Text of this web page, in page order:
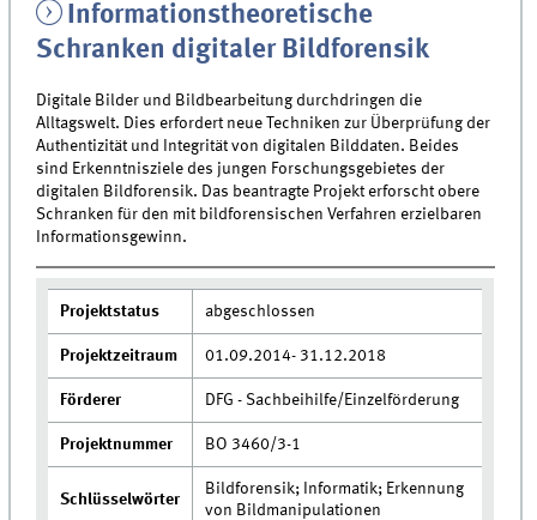
Informationstheoretische
Schranken digitaler Bildforensik
Digitale Bilder und Bildbearbeitung durchdringen die
Alltagswelt. Dies erfordert neue Techniken zur Überprüfung der
Authentizität und Integrität von digitalen Bilddaten. Beides
sind Erkenntnisziele des jungen Forschungsgebietes der
digitalen Bildforensik. Das beantragte Projekt erforscht obere
Schranken für den mit bildforensischen Verfahren erzielbaren
Informationsgewinn.
Projektstatus abgeschlossen
Projektzeitraum 01.09.2014- 31.12.2018
Förderer DFG - Sachbeihilfe/Einzelförderung
Projektnummer BO 3460/3-1
Schlüsselwörter
Bildforensik; Informatik; Erkennung
von Bildmanipulationen